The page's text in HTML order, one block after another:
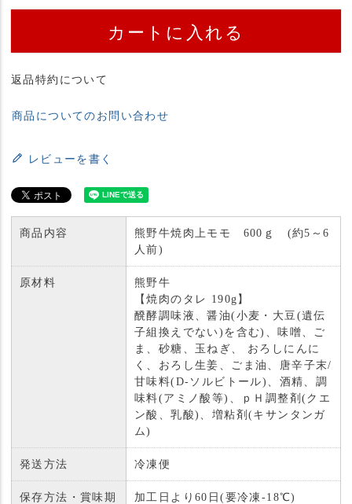
カートに入れる
返品特約について
商品についてのお問い合わせ
レビューを書く
商品内容
熊野牛焼肉上モモ 600ｇ (約5～6
人前)
原材料
熊野牛
【焼肉のタレ 190g】
醗酵調味液、醤油(小麦・大豆(遺伝
子組換えでない)を含む)、味噌、ご
ま、砂糖、玉ねぎ、 おろしにんに
く、おろし生姜、ごま油、唐辛子末/
甘味料(D-ソルビトール)、酒精、調
味料(アミノ酸等)、ｐＨ調整剤(クエ
ン酸、乳酸)、増粘剤(キサンタンガ
ム)
発送方法 冷凍便
保存方法・賞味期
加工日より60日(要冷凍-18℃)